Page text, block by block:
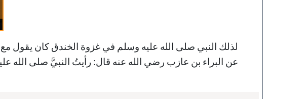
لذلك النبي صلى الله عليه وسلم في غزوة الخندق كان يقول
عن البراء بن عازب رضي الله عنه قال: رأيتُ النبيَّ صلى الله